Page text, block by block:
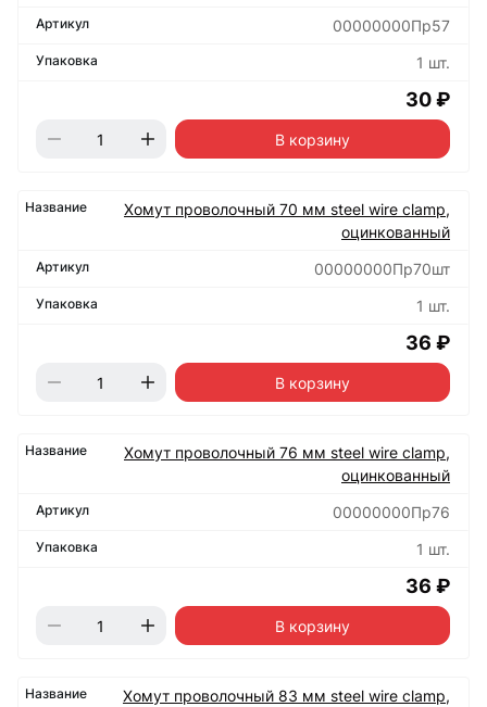
00000000Пр57
1 шт.
30 ₽
В корзину
Хомут проволочный 70 мм steel wire clamp,
оцинкованный
00000000Пр70шт
1 шт.
36 ₽
В корзину
Хомут проволочный 76 мм steel wire clamp,
оцинкованный
00000000Пр76
1 шт.
36 ₽
В корзину
Хомут проволочный 83 мм steel wire clamp,